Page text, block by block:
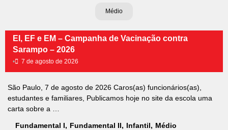
Médio
EI, EF e EM – Campanha de Vacinação contra
Sarampo – 2026
• 7 de agosto de 2026
São Paulo, 7 de agosto de 2026 Caros(as) funcionários(as),
estudantes e familiares, Publicamos hoje no site da escola uma
carta sobre a …
Fundamental I, Fundamental II, Infantil, Médio